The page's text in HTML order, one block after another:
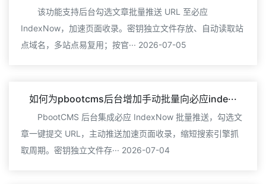
该功能支持后台勾选文章批量推送 URL 至必应
IndexNow，加速页面收录。密钥独立文件存放、自动读取站
点域名，多站点易复用；按官··· 2026-07-05
如何为pbootcms后台增加手动批量向必应inde···
PbootCMS 后台集成必应 IndexNow 批量推送，勾选文
章一键提交 URL，主动推送加速页面收录，缩短搜索引擎抓
取周期。密钥独立文件存··· 2026-07-04